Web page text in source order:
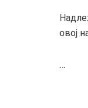
овој
…